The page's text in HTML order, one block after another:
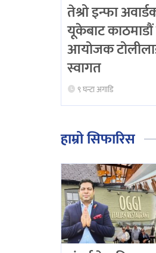
तेश्रो इन्फा
यूकेबाट
आयोजक
स्वागत
९ घन्टा अगाडि
हाम्रो सिफारिस